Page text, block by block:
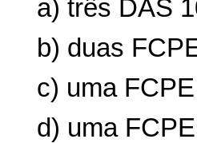
a) três DAS
b) duas
c) uma
d) uma